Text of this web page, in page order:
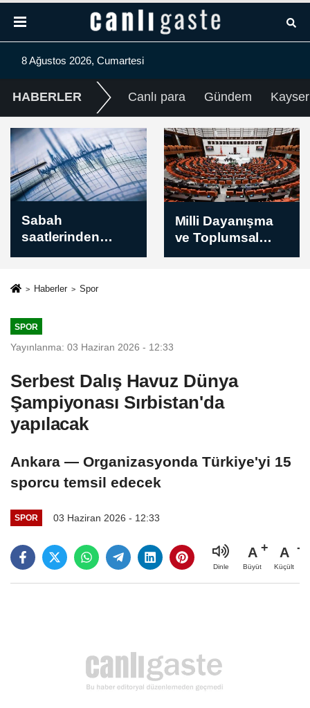
8 Ağustos 2026, Cumartesi
HABERLER Canlı para Gündem
Milli Dayanışma
ve Toplumsal
Bütünleşmenin
e Dair Kanun
Adalet
Komisyonunda
BM Yemen Özel
Temsilcisi
Grundberg:
Haberler Spor
SPOR
Yayınlanma: 03 Haziran 2026 - 12:33
Serbest Dalış Havuz Dünya
Şampiyonası Sırbistan'da
yapılacak
Ankara — Organizasyonda Türkiye'yi 15
sporcu temsil edecek
SPOR 03 Haziran 2026 - 12:33
Dinle
A
Büyüt
A
Küçült